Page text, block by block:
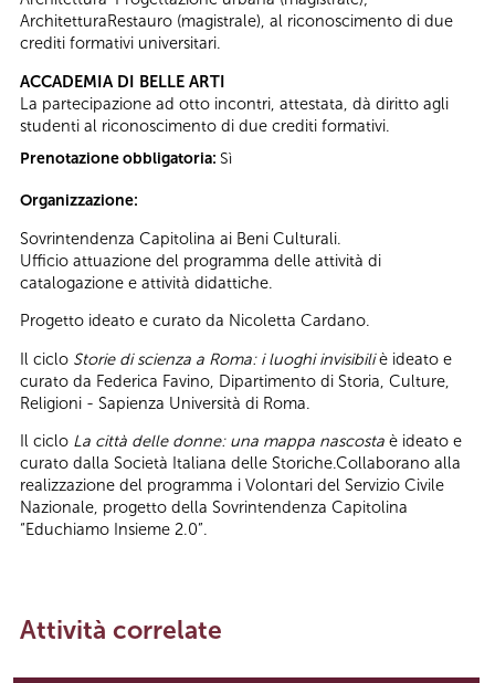
ArchitetturaRestauro (magistrale), al riconoscimento di due
crediti formativi universitari.
ACCADEMIA DI BELLE ARTI
La partecipazione ad otto incontri, attestata, dà diritto agli
studenti al riconoscimento di due crediti formativi.
Prenotazione obbligatoria: Sì
Organizzazione:
Sovrintendenza Capitolina ai Beni Culturali.
Ufficio attuazione del programma delle attività di
catalogazione e attività didattiche.
Progetto ideato e curato da Nicoletta Cardano.
Il ciclo Storie di scienza a Roma: i luoghi invisibiliè ideato e
curato da Federica Favino, Dipartimento di Storia, Culture,
Religioni - Sapienza Università di Roma.
Il ciclo La città delle donne: una mappa nascosta è ideato e
curato dalla Società Italiana delle Storiche.Collaborano alla
realizzazione del programma i Volontari del Servizio Civile
Nazionale, progetto della Sovrintendenza Capitolina
“Educhiamo Insieme 2.0”.
Attività correlate